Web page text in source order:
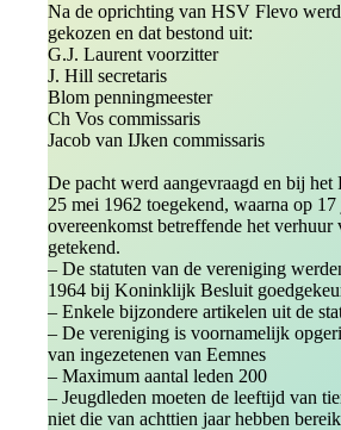
Na de oprichting van HSV Flevo
gekozen en dat bestond uit:
G.J. Laurent voorzitter
J. Hill secretaris
Blom penningmeester
Ch Vos commissaris
Jacob van IJken commissaris
De pacht werd aangevraagd en bij het
25 mei 1962 toegekend, waarna op
overeenkomst betreffende het verhuur
getekend.
– De statuten van de vereniging
1964 bij Koninklijk Besluit
– Enkele bijzondere artikelen uit de
– De vereniging is voornamelijk
van ingezetenen van Eemnes
– Maximum aantal leden 200
– Jeugdleden moeten de leeftijd van
niet die van achttien jaar hebben